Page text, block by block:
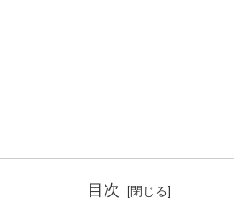
目次